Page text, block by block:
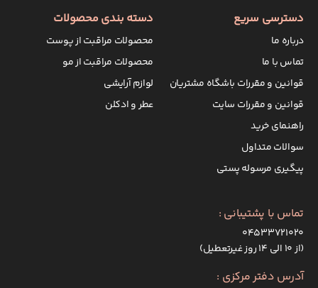
دسترسی سریع
درباره ما
تماس با ما
قوانین و مقررات باشگاه مشتریان
قوانین و مقررات سایت
راهنمای خرید
سوالات متداول
پیگیری مرسوله پستی
دسته بندی محصولات
محصولات مراقبت از پوست
محصولات مراقبت از مو
لوازم آرایشی
عطر و ادکلن
تماس با پشتیبانی :
۰۴۵۳۳۷۲۱۰۲۰
(از ۱۰ الی ۱۴ روز غیرتعطیل)
آدرس دفتر مرکزی :